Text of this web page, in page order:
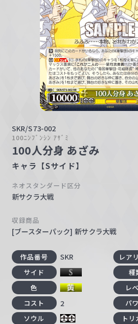
SKR/S73-002
100ﾆﾝﾌﾞﾝｼﾝ ｱｻﾞﾐ
100人分身 あざみ
キャラ【Sサイド】
ネオスタンダード区分
新サクラ大戦
収録商品
[ブースターパック] 新サクラ大戦
作品番号 SKR レア
サイド 種
色 レ
コスト 2 パ
ソウル
トリ